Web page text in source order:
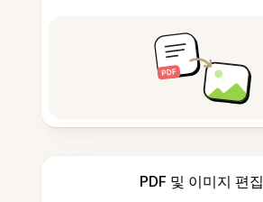
PDF 및 이미지 편집